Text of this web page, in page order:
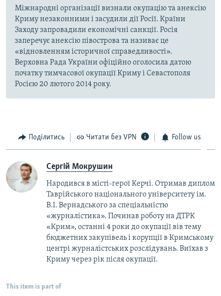
Міжнародні організації визнали окупацію та анексію
Криму незаконними і засудили дії Росії. Країни
Заходу запровадили економічні санкції. Росія
заперечує анексію півострова та називає це
«відновленням історичної справедливості».
Верховна Рада України офіційно оголосила датою
початку тимчасової окупації Криму і Севастополя
Росією 20 лютого 2014 року.
Поділитись Читати без VPN Follow us
Сергій Мокрушин
Народився в місті-герої Керчі. Отримав диплом
Таврійського національного університету ім.
В.І. Вернадського за спеціальністю
«журналістика». Починав роботу на ДТРК
«Крим», останні 4 роки до окупації вів тему
бюджетних закупівель і корупції в Кримському
центрі журналістських розслідувань. Виїхав з
Криму через рік після окупації.
This item is part of